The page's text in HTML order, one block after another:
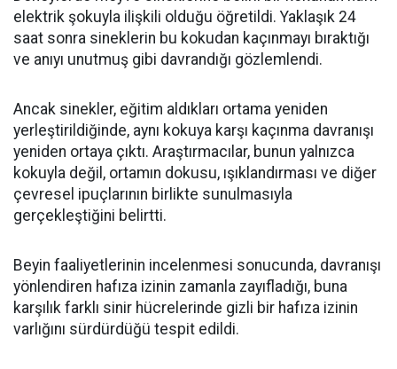
elektrik şokuyla ilişkili olduğu öğretildi. Yaklaşık 24
saat sonra sineklerin bu kokudan kaçınmayı bıraktığı
ve anıyı unutmuş gibi davrandığı gözlemlendi.
Ancak sinekler, eğitim aldıkları ortama yeniden
yerleştirildiğinde, aynı kokuya karşı kaçınma davranışı
yeniden ortaya çıktı. Araştırmacılar, bunun yalnızca
kokuyla değil, ortamın dokusu, ışıklandırması ve diğer
çevresel ipuçlarının birlikte sunulmasıyla
gerçekleştiğini belirtti.
Beyin faaliyetlerinin incelenmesi sonucunda, davranışı
yönlendiren hafıza izinin zamanla zayıfladığı, buna
karşılık farklı sinir hücrelerinde gizli bir hafıza izinin
varlığını sürdürdüğü tespit edildi.